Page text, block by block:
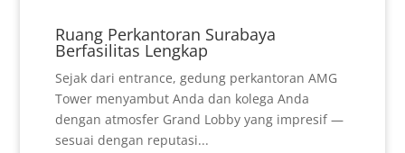
Ruang Perkantoran Surabaya
Berfasilitas Lengkap
Sejak dari entrance, gedung perkantoran AMG
Tower menyambut Anda dan kolega Anda
dengan atmosfer Grand Lobby yang impresif —
sesuai dengan reputasi...